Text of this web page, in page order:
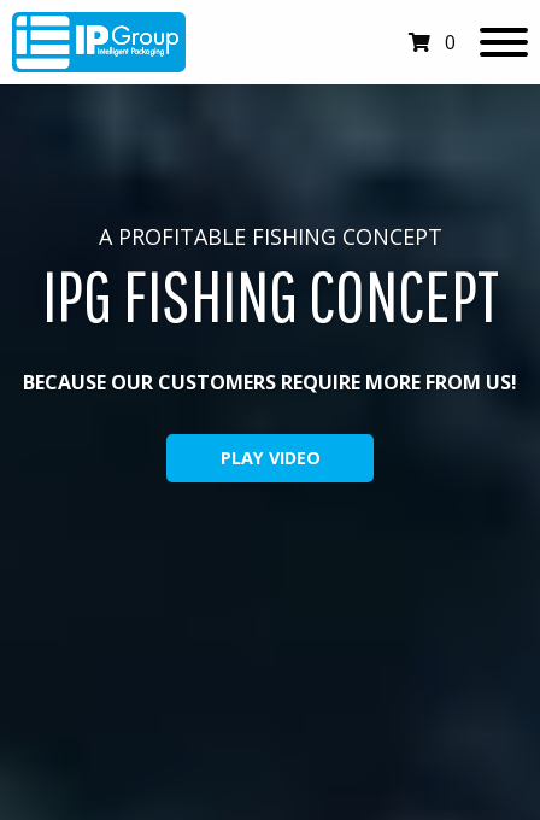
0
A PROFITABLE FISHING CONCEPT
IPG FISHING CONCEPT
BECAUSE OUR CUSTOMERS REQUIRE MORE FROM US!
PLAY VIDEO